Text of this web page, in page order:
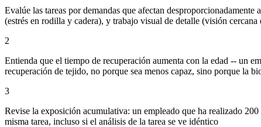
Evalúe las tareas por demandas que afectan
(estrés en rodilla y cadera), y trabajo visual de detalle (visión cercana
2
Entienda que el tiempo de recuperación aumenta con la edad -- un
recuperación de tejido, no porque sea menos capaz, sino porque la
3
Revise la exposición acumulativa: un empleado que ha realizado
misma tarea, incluso si el análisis de la tarea se ve idéntico